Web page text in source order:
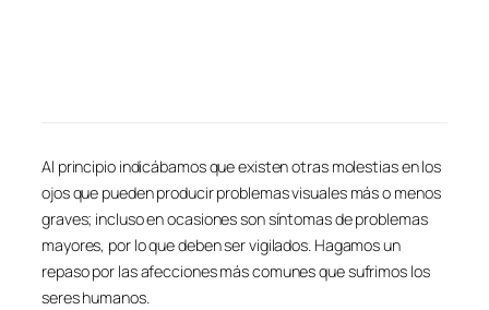
Al principio indicábamos que existen otras molestias en los
ojos que pueden producir problemas visuales más o menos
graves; incluso en ocasiones son síntomas de problemas
mayores, por lo que deben ser vigilados. Hagamos un
repaso por las afecciones más comunes que sufrimos los
seres humanos.